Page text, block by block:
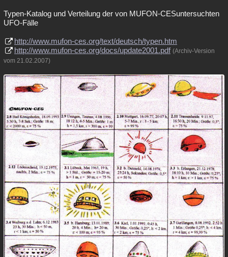
Typen-Katalog und Verteilung der von MUFON-CESuntersuchten
UFO-Fälle
http://www.mufon-ces.org/text/deutsch/typen.htm
http://www.mufon-ces.org/docs/update2001.pdf (Archiv-Version
vom 21.02.2007)